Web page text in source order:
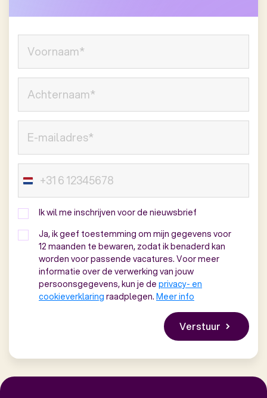
Ik wil me inschrijven voor de nieuwsbrief
Ja, ik geef toestemming om mijn gegevens voor
12 maanden te bewaren, zodat ik benaderd kan
worden voor passende vacatures. Voor meer
informatie over de verwerking van jouw
persoonsgegevens, kun je de privacy- en
cookieverklaring raadplegen. Meer info